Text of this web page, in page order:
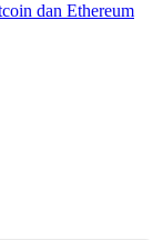
dan Ethereum